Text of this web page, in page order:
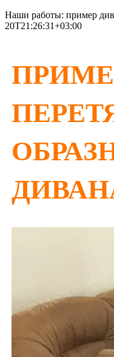
Наши работы: пример
20T21:26:31+03:00